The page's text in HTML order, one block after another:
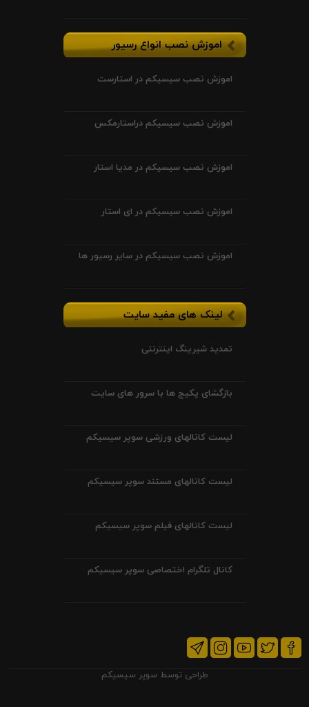
اموزش نصب انواع رسیور
اموزش نصب سیسیکم در استارست
اموزش نصب سیسیکم دراستارمکس
اموزش نصب سیسیکم در مدیا استار
اموزش نصب سیسیکم در ای استار
اموزش نصب سیسیکم در سایر رسیور ها
لینک های مفید سایت
تمدید شیرینگ اینترنتی
بازگشای پکیج ها با سرور های سایت
لیست کانالهای ورزشی سوپر سیسیکم
لیست کانالهای مستند سوپر سیسیکم
لیست کانالهای فیلم سوپر سیسیکم
کانال تلگرام اختصاصی سوپر سیسیکم
طراحی توسط سوپر سیسیکم